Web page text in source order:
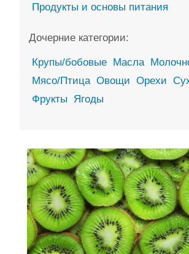
Продукты и основы питания
Дочерние категории:
Крупы/бобовые Масла
Мясо/Птица Овощи Орехи
Фрукты
Ягоды